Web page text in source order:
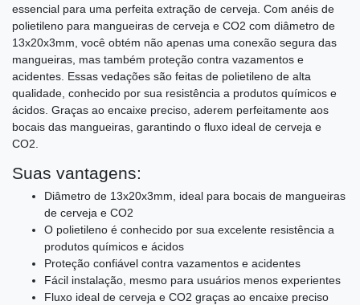
essencial para uma perfeita extração de cerveja. Com anéis de
polietileno para mangueiras de cerveja e CO2 com diâmetro de
13x20x3mm, você obtém não apenas uma conexão segura das
mangueiras, mas também proteção contra vazamentos e
acidentes. Essas vedações são feitas de polietileno de alta
qualidade, conhecido por sua resistência a produtos químicos e
ácidos. Graças ao encaixe preciso, aderem perfeitamente aos
bocais das mangueiras, garantindo o fluxo ideal de cerveja e
CO2.
Suas vantagens:
Diâmetro de 13x20x3mm, ideal para bocais de mangueiras
de cerveja e CO2
O polietileno é conhecido por sua excelente resistência a
produtos químicos e ácidos
Proteção confiável contra vazamentos e acidentes
Fácil instalação, mesmo para usuários menos experientes
Fluxo ideal de cerveja e CO2 graças ao encaixe preciso